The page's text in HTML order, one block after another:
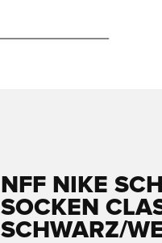
NFF NIKE
SOCKEN
SCHWARZ/